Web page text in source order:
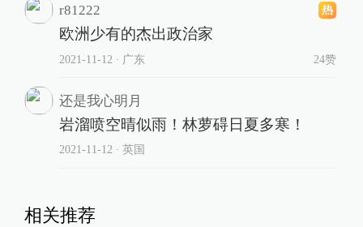
r81222
欧洲少有的杰出政治家
2021-11-12 ∙ 广东 24赞
还是我心明月
岩溜喷空晴似雨！林萝碍日夏多寒！
2021-11-12 ∙ 英国
相关推荐